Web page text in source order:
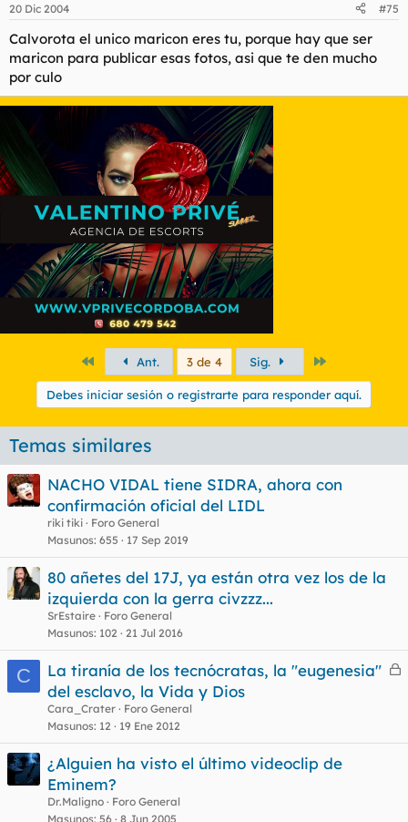
20 Dic 2004 #75
Calvorota el unico maricon eres tu, porque hay que ser
maricon para publicar esas fotos, asi que te den mucho
por culo
PrimeroAnt. 3 de 4 Sig.
Debes iniciar sesión o registrarte para responder aquí.
Temas similares
NACHO VIDAL tiene SIDRA, ahora con
confirmación oficial del LIDL
riki tiki
Foro General
Masunos 655 17 Sep 2019
80 añetes del 17J, ya están otra vez los de la
izquierda con la gerra civzzz...
SrEstaire
Foro General
Masunos 102 21 Jul 2016
C
C
a
La tiranía de los tecnócratas, la "eugenesia"
del esclavo, la Vida y Dios
Cara_Crater
Foro General
Masunos 12 19 Ene 2012
¿Alguien ha visto el último videoclip de
Eminem?
Dr.Maligno
Foro General
Masunos 56 8 Jun 2005